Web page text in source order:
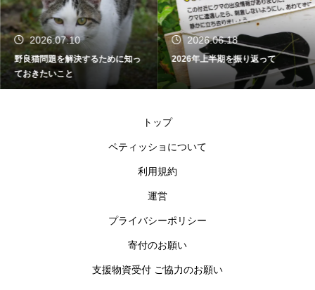
2026.07.10
野良猫問題を解決するために知っ
ておきたいこと
2026.06.18
2026年上半期を振り返って
トップ
ペティッショについて
利用規約
運営
プライバシーポリシー
寄付のお願い
支援物資受付 ご協力のお願い